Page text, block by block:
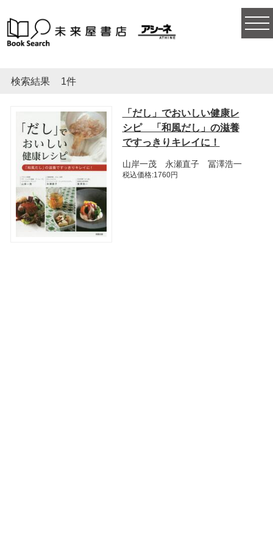
検索結果 1件
「だし」でおいしい健康レ
シピ 「和風だし」の滋養
ですっきりキレイに！
山岸一茂 永瀬直子 冨澤浩一
税込価格:1760円